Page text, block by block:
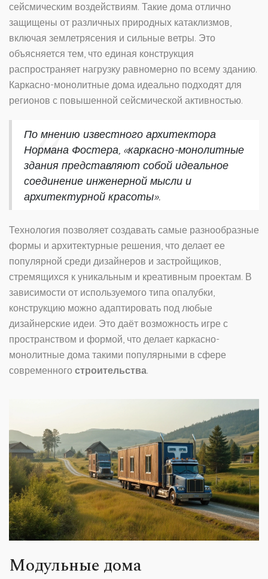
сейсмическим воздействиям. Такие дома отлично
защищены от различных природных катаклизмов,
включая землетрясения и сильные ветры. Это
объясняется тем, что единая конструкция
распространяет нагрузку равномерно по всему зданию.
Каркасно-монолитные дома идеально подходят для
регионов с повышенной сейсмической активностью.
По мнению известного архитектора
Нормана Фостера, «каркасно-монолитные
здания представляют собой идеальное
соединение инженерной мысли и
архитектурной красоты».
Технология позволяет создавать самые разнообразные
формы и архитектурные решения, что делает ее
популярной среди дизайнеров и застройщиков,
стремящихся к уникальным и креативным проектам. В
зависимости от используемого типа опалубки,
конструкцию можно адаптировать под любые
дизайнерские идеи. Это даёт возможность игре с
пространством и формой, что делает каркасно-
монолитные дома такими популярными в сфере
современного строительства.
Модульные дома